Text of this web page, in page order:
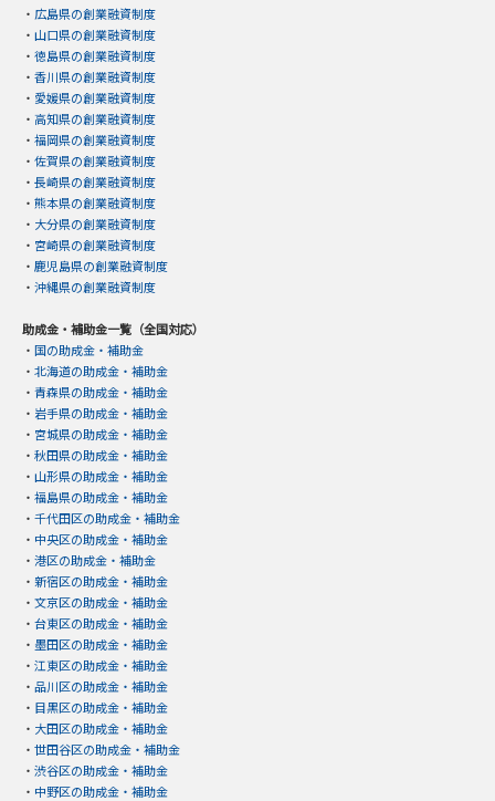
・ 広島県の創業融資制度
・ 山口県の創業融資制度
・ 徳島県の創業融資制度
・ 香川県の創業融資制度
・ 愛媛県の創業融資制度
・ 高知県の創業融資制度
・ 福岡県の創業融資制度
・ 佐賀県の創業融資制度
・ 長崎県の創業融資制度
・ 熊本県の創業融資制度
・ 大分県の創業融資制度
・ 宮崎県の創業融資制度
・ 鹿児島県の創業融資制度
・ 沖縄県の創業融資制度
助成金・補助金一覧（全国対応）
・ 国の助成金・補助金
・ 北海道の助成金・補助金
・ 青森県の助成金・補助金
・ 岩手県の助成金・補助金
・ 宮城県の助成金・補助金
・ 秋田県の助成金・補助金
・ 山形県の助成金・補助金
・ 福島県の助成金・補助金
・ 千代田区の助成金・補助金
・ 中央区の助成金・補助金
・ 港区の助成金・補助金
・ 新宿区の助成金・補助金
・ 文京区の助成金・補助金
・ 台東区の助成金・補助金
・ 墨田区の助成金・補助金
・ 江東区の助成金・補助金
・ 品川区の助成金・補助金
・ 目黒区の助成金・補助金
・ 大田区の助成金・補助金
・ 世田谷区の助成金・補助金
・ 渋谷区の助成金・補助金
・ 中野区の助成金・補助金